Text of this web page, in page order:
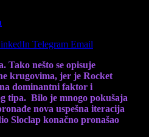
Telegram Email
Tako nešto se opisuje
krugovima, jer je Rocket
dominantni faktor i
tipa. Bilo je mnogo pokušaja
nova uspešna iteracija
Sloclap konačno pronašao